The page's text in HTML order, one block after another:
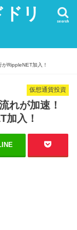
リ
search
RippleNET加入！
仮想通貨投資
れが加速！
加入！